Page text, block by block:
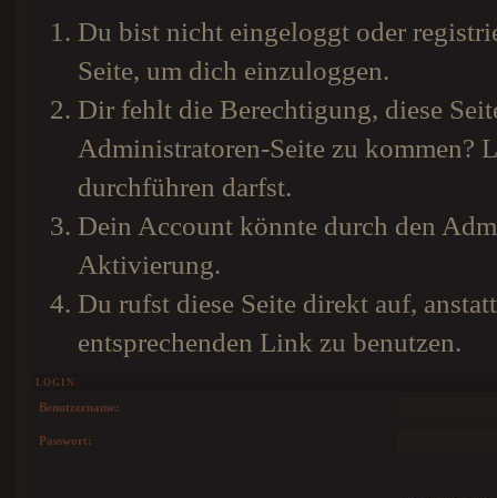
Du bist nicht eingeloggt oder
Seite, um dich einzuloggen.
Dir fehlt die Berechtigung, diese
Administratoren-Seite zu kommen?
durchführen darfst.
Dein Account könnte durch den
Aktivierung.
Du rufst diese Seite direkt auf,
entsprechenden Link zu benutzen.
LOGIN
Benutzername:
Passwort: